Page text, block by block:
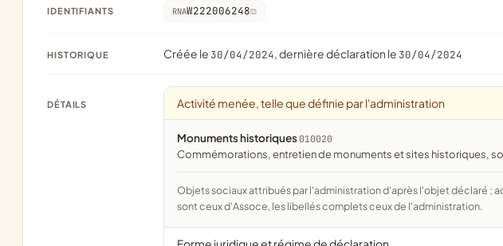
IDENTIFIANTS RNAW222006248
HISTORIQUE Créée le 30/04/2024, dernière déclaration le 30/04/2024
DÉTAILS Activité menée, telle que définie par l'administration
Monuments historiques 010020
commémorations, entretien de monuments et sites historiques,
Objets sociaux attribués par l'administration d'après l'objet déclaré ; activité NAF attribuée par l'INSEE. Les noms courts
sont ceux d'Assoce, les libellés complets ceux de l'administration.